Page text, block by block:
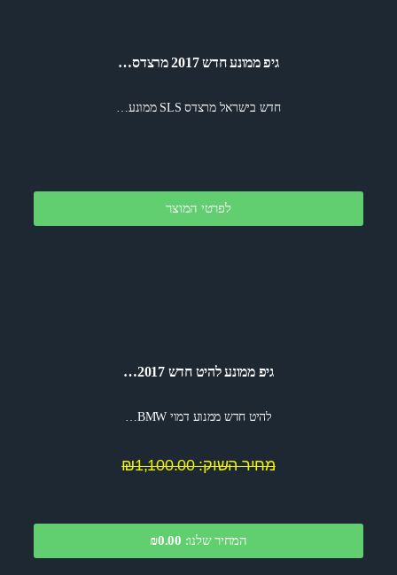
גיפ ממונע חדש 2017 מרצדס…
חדש בישראל מרצדס SLS ממונע…
לפרטי המוצר
גיפ ממונע להיט חדש 2017…
להיט חדש ממנוע דמוי BMW…
מחיר השוק: ₪1,100.00
המחיר שלנו: ₪0.00